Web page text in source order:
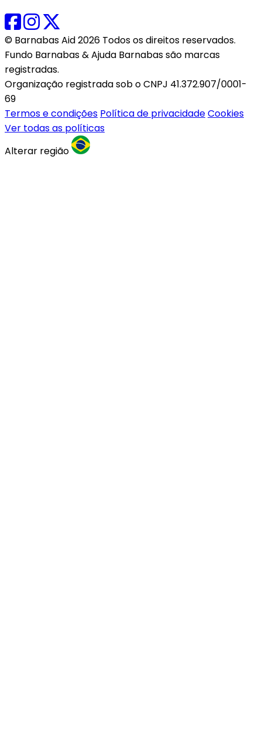
© Barnabas Aid 2026 Todos os direitos reservados.
Fundo Barnabas & Ajuda Barnabas são marcas
registradas.
Organização registrada sob o CNPJ 41.372.907/0001-
69
Termos e condições Política de privacidadeCookies
Ver todas as políticas
Alterar região